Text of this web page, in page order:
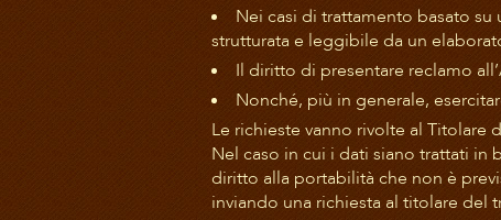
Nei casi di trattamento basato
strutturata e leggibile da un
Il diritto di presentare reclamo
Nonché, più in generale,
Le richieste vanno rivolte al Titolare
Nel caso in cui i dati siano trattati
diritto alla portabilità che non è
inviando una richiesta al titolare del